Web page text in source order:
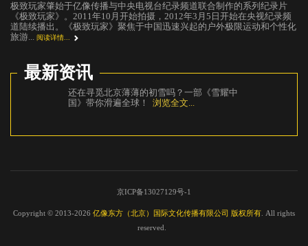
极致玩家肇始于亿像传播与中央电视台纪录频道联合制作的系列纪录片
《极致玩家》。2011年10月开始拍摄，2012年3月5日开始在央视纪录频
道陆续播出。《极致玩家》聚焦于中国迅速兴起的户外极限运动和个性化
旅游... 阅读详情...
最新资讯
《攀登者》没有讲的故事，都在这部纪录片
里浏览全文...
京ICP备13027129号-1
Copyright © 2013-2026 亿像东方（北京）国际文化传播有限公司 版权所有 . All rights
reserved.